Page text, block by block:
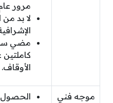
مرور
لا بد
مضي
الأوقاف.
موجه فني